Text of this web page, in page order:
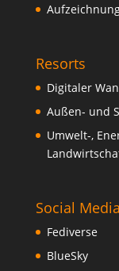
Resorts
Digitaler
Außen- und
Umwelt-,
Social Media
Fediverse
BlueSky